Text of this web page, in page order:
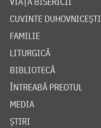
CUVINTE DUHOVNICEȘTI
FAMILIE
LITURGICĂ
BIBLIOTECĂ
ÎNTREABĂ PREOTUL
MEDIA
ȘTIRI